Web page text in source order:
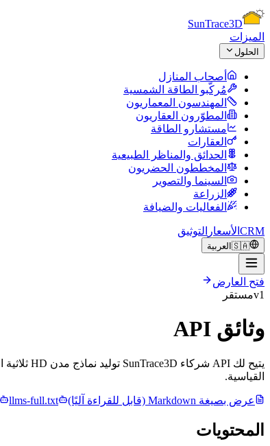
SunTrace3D
الميزات
الحلول
أصحاب المنازل
مُركّبو الطاقة الشمسية
المهندسون المعماريون
المطوّرون العقاريون
مستشارو الطاقة
العقارات
الحدائق والمناظر الطبيعية
المخططون الحضريون
السينما والتصوير
الزراعة
الفعاليات والضيافة
CRM الأسعار التوثيق
🇸🇦 العربية
فتح العارض
v1مستقر
وثائق API
القياسية.
عرض بصيغة Markdown (قابل للقراءة آليًا) llms-full.txt
المحتويات